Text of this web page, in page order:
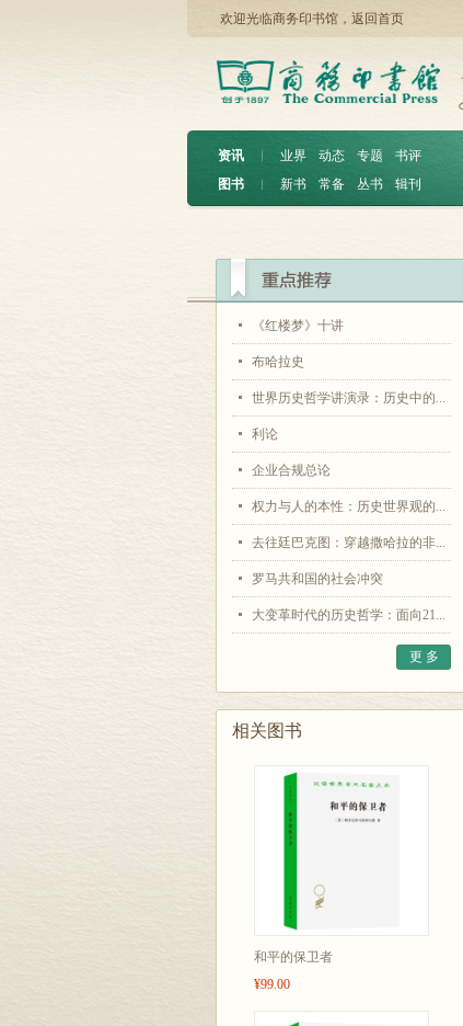
欢迎光临商务印书馆， 返回首页
资讯 ︱ 业界 动态 专题
书评
图书
︱ 新书 常备 丛书 辑刊
《红楼梦》十讲
布哈拉史
世界历史哲学讲演录：历史中的...
利论
企业合规总论
权力与人的本性：历史世界观的...
去往廷巴克图：穿越撒哈拉的非...
罗马共和国的社会冲突
大变革时代的历史哲学：面向21...
更 多
相关图书
和平的保卫者
¥99.00